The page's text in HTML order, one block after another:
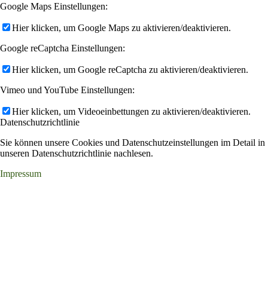
Google Maps Einstellungen:
Hier klicken, um Google Maps zu aktivieren/deaktivieren.
Google reCaptcha Einstellungen:
Hier klicken, um Google reCaptcha zu aktivieren/deaktivieren.
Vimeo und YouTube Einstellungen:
Hier klicken, um Videoeinbettungen zu aktivieren/deaktivieren.
Datenschutzrichtlinie
Sie können unsere Cookies und Datenschutzeinstellungen im Detail in
unseren Datenschutzrichtlinie nachlesen.
Impressum